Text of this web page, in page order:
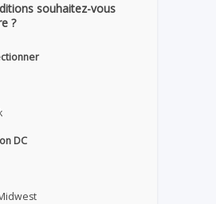
souhaitez-vous
?
DC